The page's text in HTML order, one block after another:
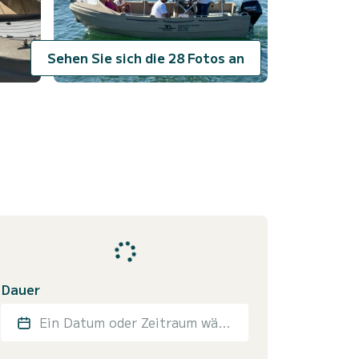
Sehen Sie sich die 28 Fotos an
Dauer
Ein Datum oder Zeitraum wählen